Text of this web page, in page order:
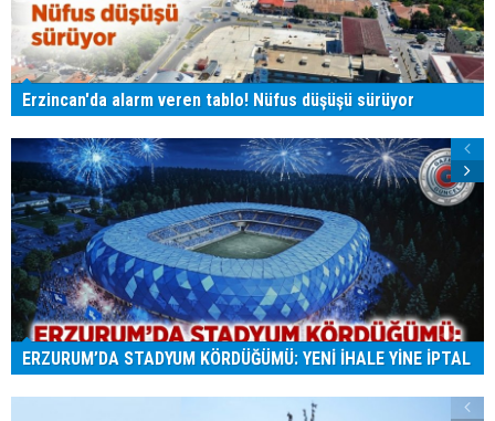
Erzincan'da alarm veren tablo! Nüfus düşüşü sürüyor
ERZURUM’DA STADYUM KÖRDÜĞÜMÜ: YENİ İHALE YİNE İPTAL